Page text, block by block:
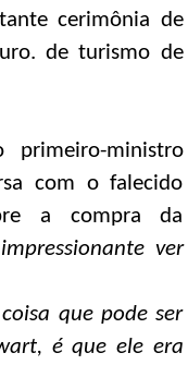
cerimônia de
de turismo de
ministro
com o falecido
a compra da
ver
que pode ser
é que ele era